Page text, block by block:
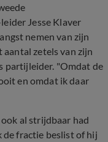
Jesse Klaver
nemen van zijn
zetels van zijn
partijleider. "Omdat de
en omdat ik daar
al strijdbaar had
fractie beslist of hij